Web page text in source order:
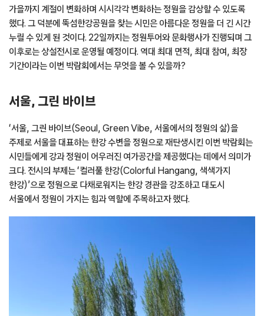
가을까지 계절이 변화하며 시시각각 변화하는 정원을 감상할 수 있도록
했다. 그 덕분에 뚝섬한강공원을 찾는 시민은 아름다운 정원을 더 긴 시간
누릴 수 있게 된 것이다. 22일까지는 정원투어와 문화행사가 진행되며 그
이후로는 상설전시로 운영될 예정이다. 역대 최대 면적, 최대 참여, 최장
기간이라는 이번 박람회에서는 무엇을 볼 수 있을까?
서울, 그린 바이브
‘서울, 그린 바이브(Seoul, Green Vibe, 서울에서의 정원의 삶)을
주제로 서울을 대표하는 한강 수변을 정원으로 재탄생시킨 이번 박람회는
시민들에게 강과 정원이 어우러진 여가공간을 제공했다는 데에서 의미가
크다. 전시의 부제는 ‘컬러풀 한강(Colorful Hangang, 색색가지
한강)’으로 정원으로 다채로워지는 한강 경관을 강조하고 대도시
서울에서 정원이 가지는 힘과 역할에 주목하고자 했다.